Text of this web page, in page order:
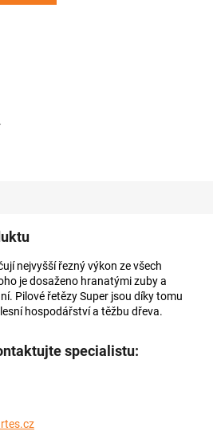
nejvyšší řezný výkon ze všech
je dosaženo hranatými zuby a
Pilové řetězy Super jsou díky tomu
hospodářství a těžbu dřeva.
specialistu: